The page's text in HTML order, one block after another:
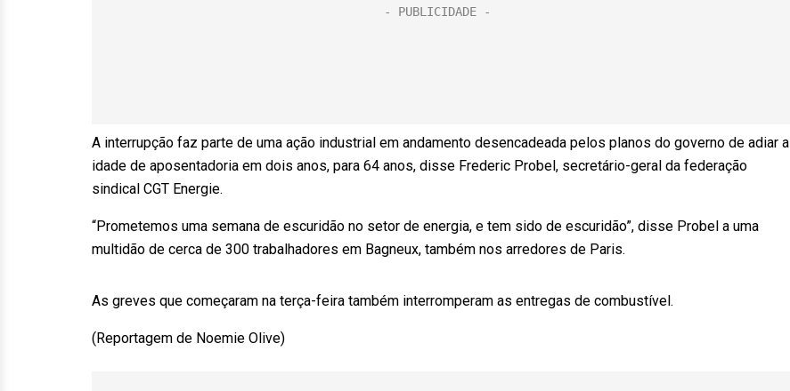
A interrupção faz parte de uma ação industrial em andamento desencadeada pelos planos do governo de adiar a
idade de aposentadoria em dois anos, para 64 anos, disse Frederic Probel, secretário-geral da federação
sindical CGT Energie.
“Prometemos uma semana de escuridão no setor de energia, e tem sido de escuridão”, disse Probel a uma
multidão de cerca de 300 trabalhadores em Bagneux, também nos arredores de Paris.
As greves que começaram na terça-feira também interromperam as entregas de combustível.
(Reportagem de Noemie Olive)